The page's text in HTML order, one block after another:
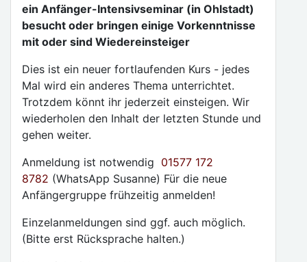
ein Anfänger-Intensivseminar (in Ohlstadt)
besucht oder bringen einige Vorkenntnisse
mit oder sind Wiedereinsteiger
Dies ist ein neuer fortlaufenden Kurs - jedes
Mal wird ein anderes Thema unterrichtet.
Trotzdem könnt ihr jederzeit einsteigen. Wir
wiederholen den Inhalt der letzten Stunde und
gehen weiter.
Anmeldung ist notwendig 01577 172
8782 (WhatsApp Susanne) Für die neue
Anfängergruppe frühzeitig anmelden!
Einzelanmeldungen sind ggf. auch möglich.
(Bitte erst Rücksprache halten.)